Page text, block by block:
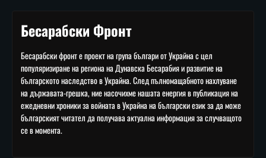
Бесарабски Фронт
Бесарабски фронт е проект на група българи от Украйна с цел
популяризиране на региона на Дунавска Бесарабия и развитие на
българското наследство в Украйна. След пълномащабното нахлуване
на държавата-грешка, ние насочихме нашата енергия в публикация на
ежедневни хроники за войната в Украйна на български език за да може
българският читател да получава актуална информация за случващото
се в момента.